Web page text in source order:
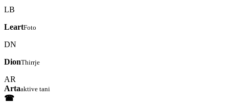
LB
LeartFoto
DN
DionThirrje
AR
Artaaktive tani
☎